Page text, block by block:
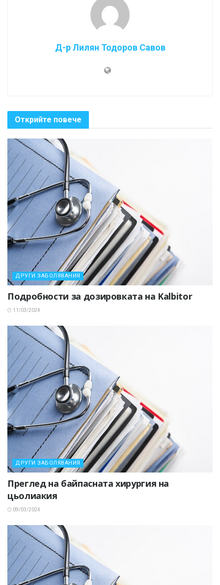
Д-р Лилян Тодоров Савов
Открийте повече
ДРУГИ ЗАБОЛЯВАНИЯ
Подробности за дозировката на Kalbitor
11/03/2024
ДРУГИ ЗАБОЛЯВАНИЯ
Преглед на байпасната хирургия на
цьолиакия
09/03/2024